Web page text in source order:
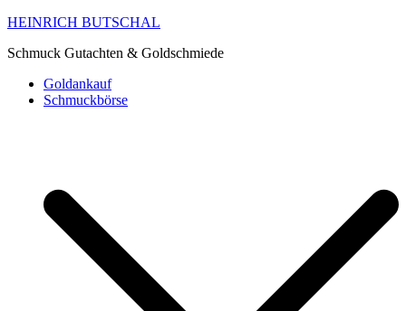
HEINRICH BUTSCHAL
Schmuck Gutachten & Goldschmiede
Goldankauf
Schmuckbörse